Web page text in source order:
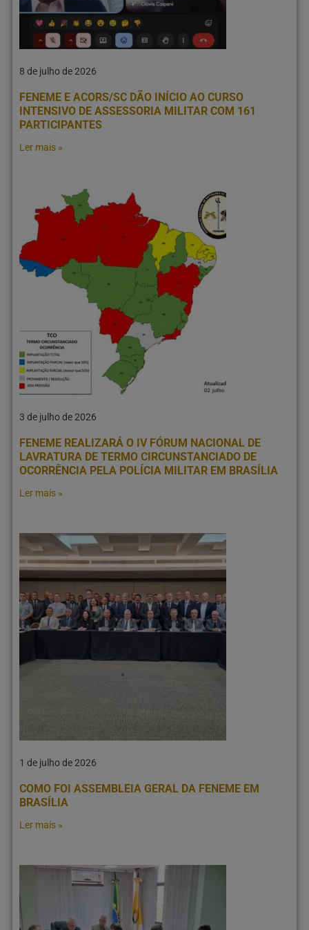
8 de julho de 2026
FENEME E ACORS/SC DÃO INÍCIO AO CURSO
INTENSIVO DE ASSESSORIA MILITAR COM 161
PARTICIPANTES
Ler mais »
3 de julho de 2026
FENEME REALIZARÁ O IV FÓRUM NACIONAL DE
LAVRATURA DE TERMO CIRCUNSTANCIADO DE
OCORRÊNCIA PELA POLÍCIA MILITAR EM BRASÍLIA
Ler mais »
1 de julho de 2026
COMO FOI ASSEMBLEIA GERAL DA FENEME EM
BRASÍLIA
Ler mais »